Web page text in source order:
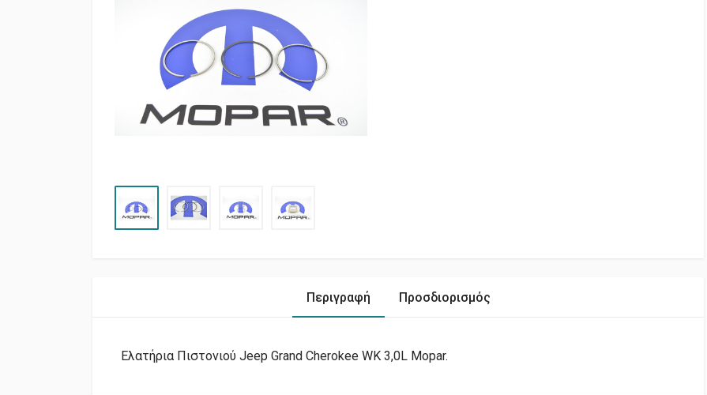
Περιγραφή Προσδιορισμός
Ελατήρια Πιστονιού Jeep Grand Cherokee WK 3,0L Mopar.